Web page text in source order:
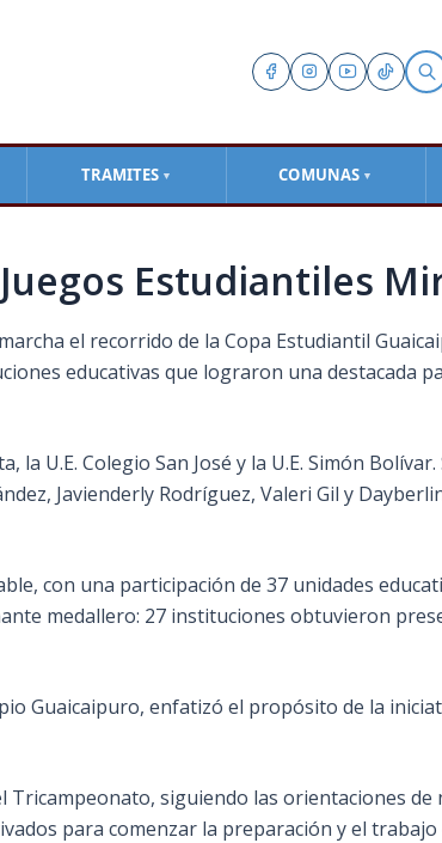
TRAMITES ▼ COMUNAS ▼
Estudiantiles
el recorrido de la Copa Estudiantil
educativas que lograron una destacada
la U.E. Colegio San José y la U.E. Simón
Javienderly Rodríguez, Valeri Gil y
con una participación de 37 unidades
medallero: 27 instituciones obtuvieron
Guaicaipuro, enfatizó el propósito de la
Tricampeonato, siguiendo las orientaciones
para comenzar la preparación y el